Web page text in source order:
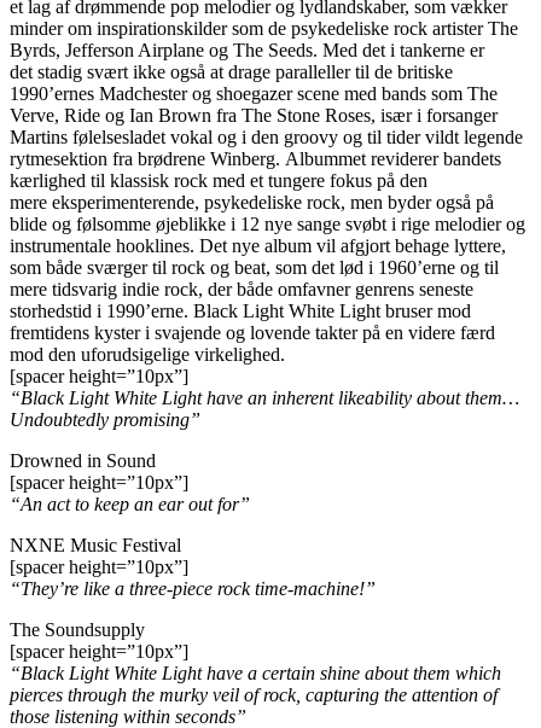
et lag af drømmende pop melodier og lydlandskaber, som vækker
minder om inspirationskilder som de psykedeliske rock artister The
Byrds, Jefferson Airplane og The Seeds. Med det i tankerne er
det stadig svært ikke også at drage paralleller til de britiske
1990’ernes Madchester og shoegazer scene med bands som The
Verve, Ride og Ian Brown fra The Stone Roses, især i forsanger
Martins følelsesladet vokal og i den groovy og til tider vildt legende
rytmesektion fra brødrene Winberg. Albummet reviderer bandets
kærlighed til klassisk rock med et tungere fokus på den
mere eksperimenterende, psykedeliske rock, men byder også på
blide og følsomme øjeblikke i 12 nye sange svøbt i rige melodier og
instrumentale hooklines. Det nye album vil afgjort behage lyttere,
som både sværger til rock og beat, som det lød i 1960’erne og til
mere tidsvarig indie rock, der både omfavner genrens seneste
storhedstid i 1990’erne. Black Light White Light bruser mod
fremtidens kyster i svajende og lovende takter på en videre færd
mod den uforudsigelige virkelighed.
[spacer height=”10px”]
“Black Light White Light have an inherent likeability about them…
Undoubtedly promising”
Drowned in Sound
[spacer height=”10px”]
“An act to keep an ear out for”
NXNE Music Festival
[spacer height=”10px”]
“They’re like a three-piece rock time-machine!”
The Soundsupply
[spacer height=”10px”]
“Black Light White Light have a certain shine about them which
pierces through the murky veil of rock, capturing the attention of
those listening within seconds”